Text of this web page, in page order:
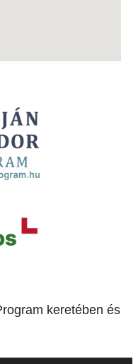
keretében és